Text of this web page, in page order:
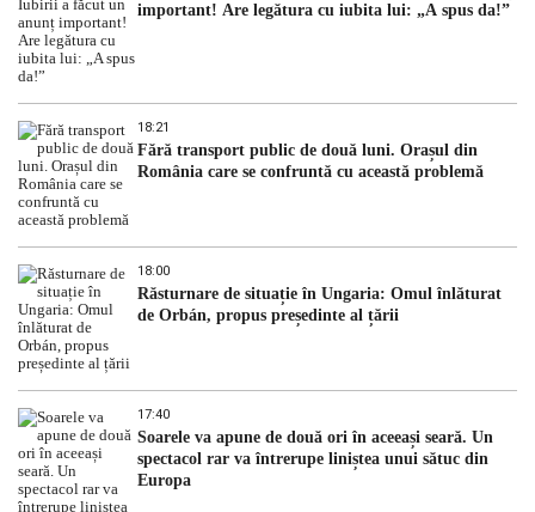
important! Are legătura cu iubita lui: „A spus da!”
18:21
Fără transport public de două luni. Orașul din
România care se confruntă cu această problemă
18:00
Răsturnare de situație în Ungaria: Omul înlăturat
de Orbán, propus președinte al țării
17:40
Soarele va apune de două ori în aceeași seară. Un
spectacol rar va întrerupe liniștea unui sătuc din
Europa